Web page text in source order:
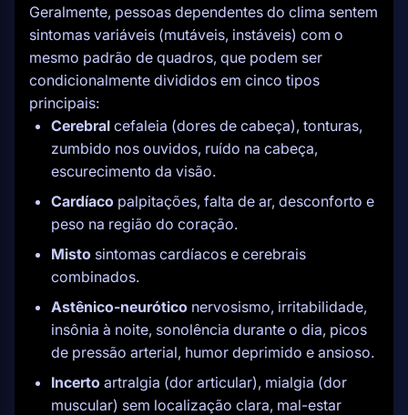
Geralmente, pessoas dependentes do clima sentem
sintomas variáveis (mutáveis, instáveis) com o
mesmo padrão de quadros, que podem ser
condicionalmente divididos em cinco tipos
principais:
Cerebral cefaleia (dores de cabeça), tonturas,
zumbido nos ouvidos, ruído na cabeça,
escurecimento da visão.
Cardíaco palpitações, falta de ar, desconforto e
peso na região do coração.
Misto sintomas cardíacos e cerebrais
combinados.
Astênico-neurótico nervosismo, irritabilidade,
insônia à noite, sonolência durante o dia, picos
de pressão arterial, humor deprimido e ansioso.
Incerto artralgia (dor articular), mialgia (dor
muscular) sem localização clara, mal-estar